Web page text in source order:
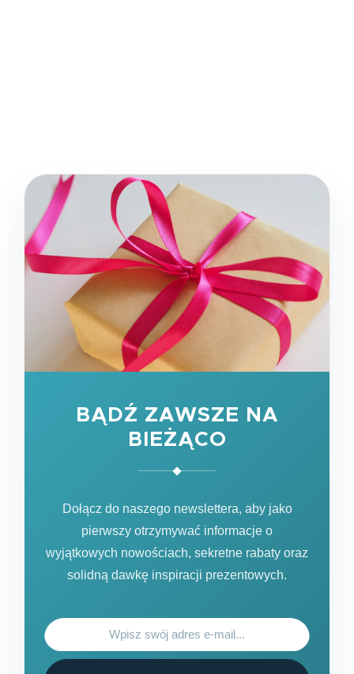
BĄDŹ ZAWSZE NA
BIEŻĄCO
Dołącz do naszego newslettera, aby jako
pierwszy otrzymywać informacje o
wyjątkowych nowościach, sekretne rabaty oraz
solidną dawkę inspiracji prezentowych.